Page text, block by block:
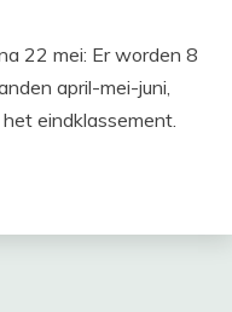
22 mei: Er worden 8
april-mei-juni,
eindklassement.